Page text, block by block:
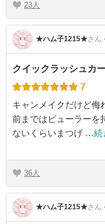
23
★ハム子1215★さん
クイックラッシュカ
7
キャンメイクだけど侮
前まではビューラーを
ないくらいまつげ …続
36
★ハム子1215★さん